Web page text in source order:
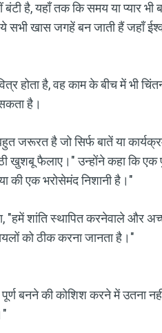
है, यहाँ तक कि समय या प्यार भी
ये सभी खास जगहें बन जाती हैं
होता है, वह काम के बीच में भी
है।
जरूरत है जो सिर्फ बातें या
खुशबू फैलाए।" उन्होंने कहा कि
की एक भरोसेमंद निशानी है।"
"हमें शांति स्थापित करनेवाले और
को ठीक करना जानता है।"
पूर्ण बनने की कोशिश करने में उतना